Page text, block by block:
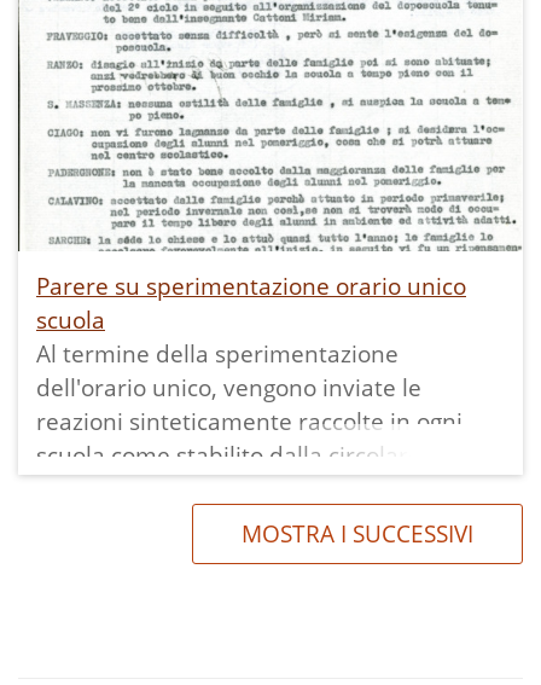
Parere su sperimentazione orario unico
scuola
Al termine della sperimentazione
dell'orario unico, vengono inviate le
reazioni sinteticamente raccolte in ogni
scuola come stabilito dalla circolare n.
MOSTRA I SUCCESSIVI